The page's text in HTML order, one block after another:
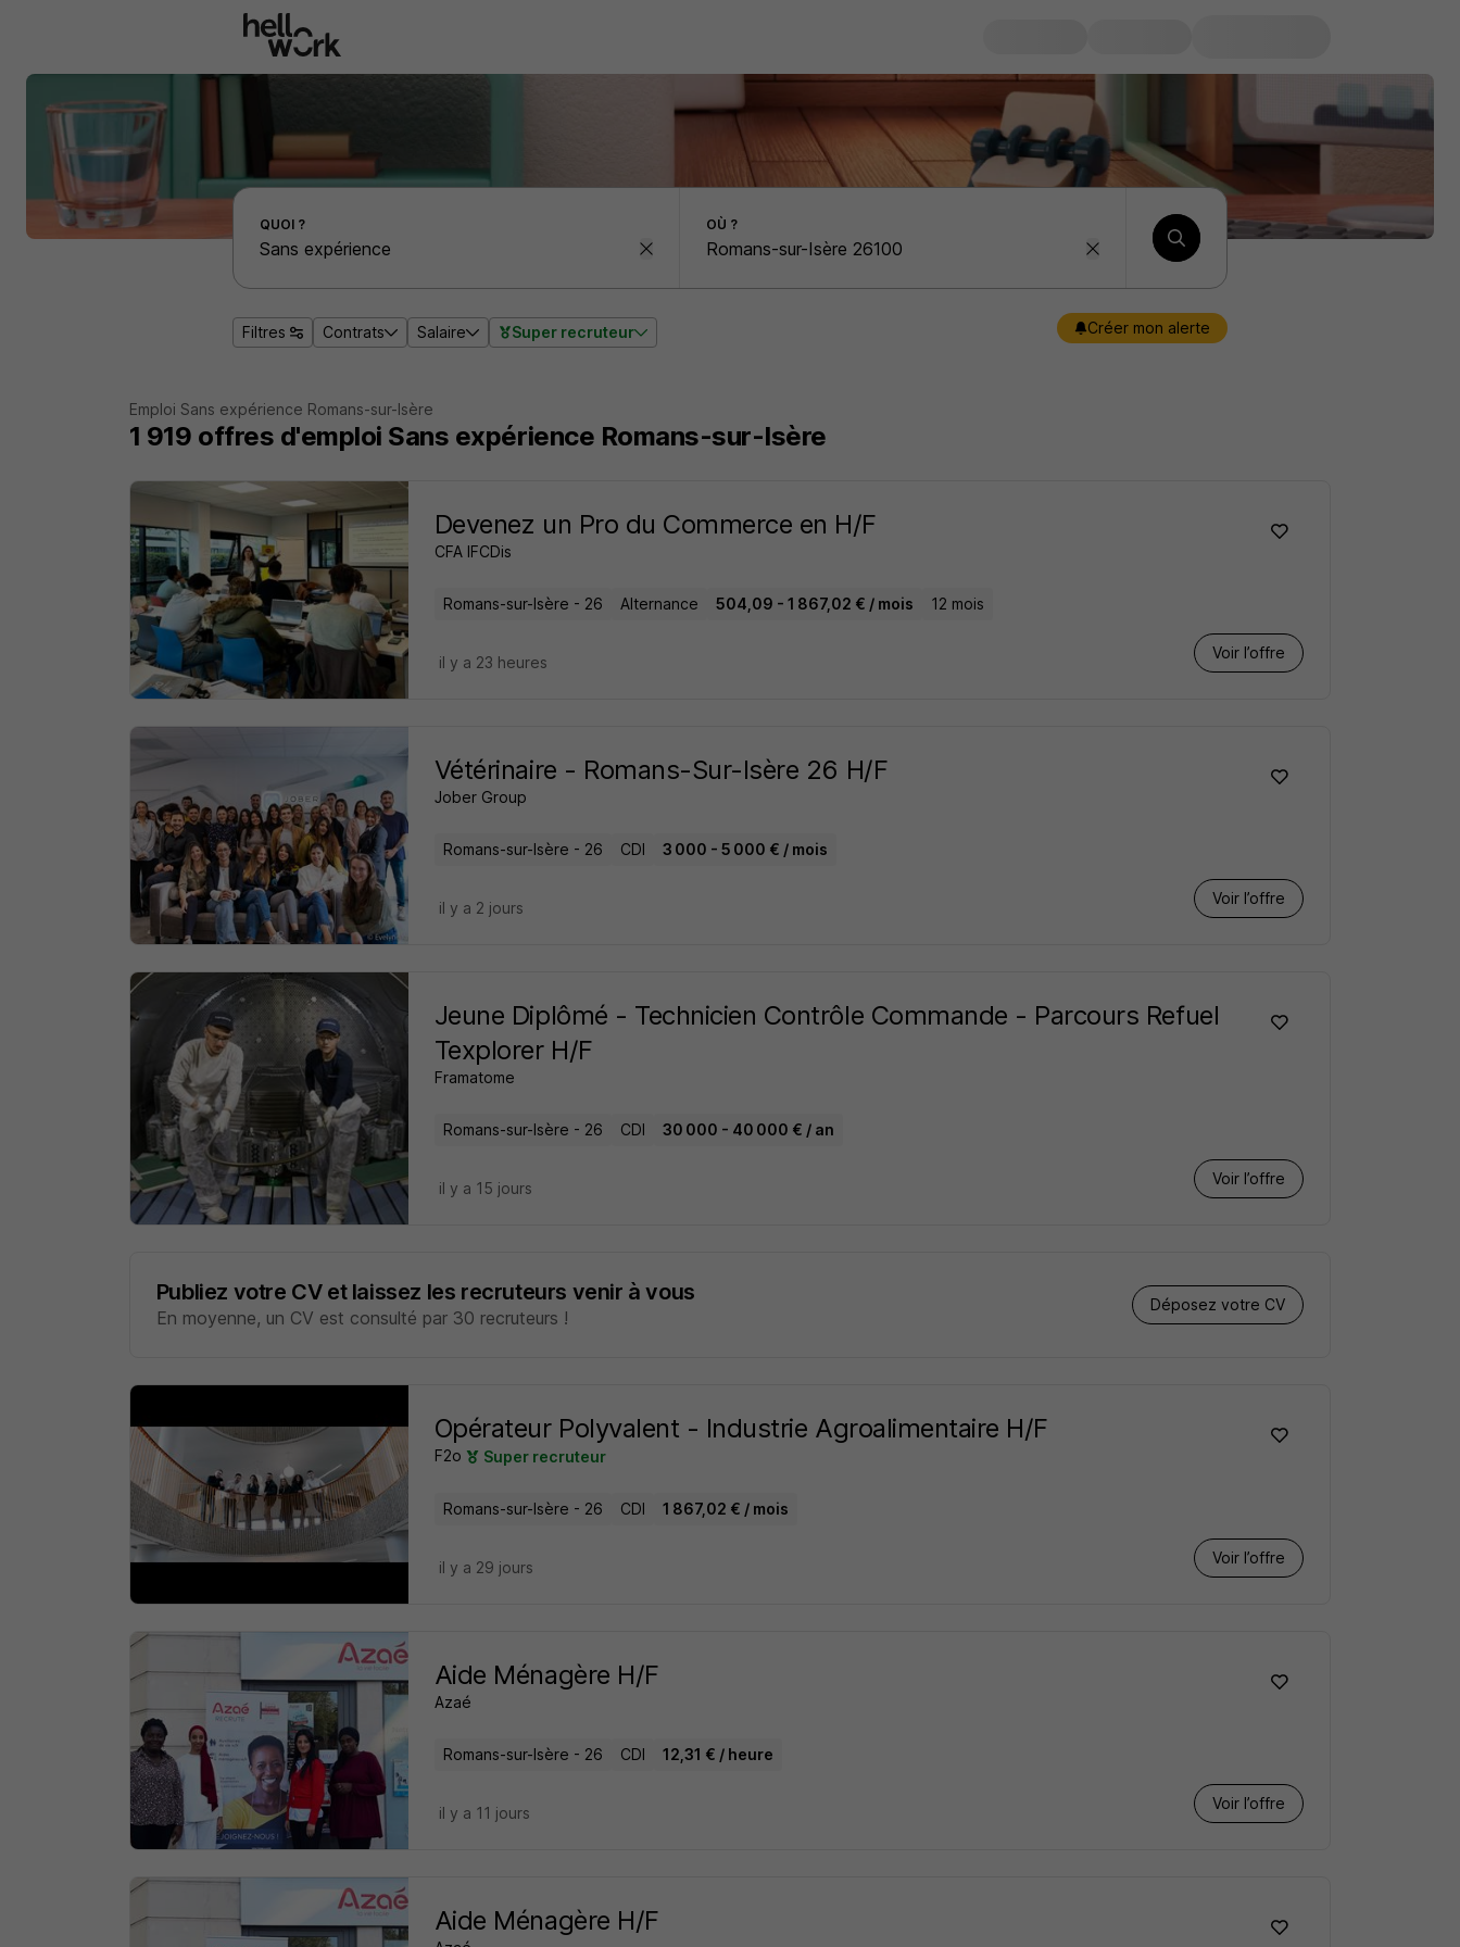
Effectuer une recherche d'emploi par localité
QUOI ? OÙ ?
Filtres Contrats Salaire Super recruteur Créer mon alerte
Emploi Sans expérience Romans-sur-Isère
1 919 offres d'emploi Sans expérience Romans-sur-Isère
Devenez un Pro du Commerce en H/F
CFA IFCDis
Romans-sur-Isère - 26 Alternance 504,09 - 1 867,02 € / mois 12 mois
Voir l’offre
il y a 23 heures
Vétérinaire - Romans-Sur-Isère 26 H/F
Jober Group
Romans-sur-Isère - 26 CDI 3 000 - 5 000 € / mois
Voir l’offre
il y a 2 jours
Jeune Diplômé - Technicien Contrôle Commande - Parcours Refuel
Texplorer H/F
Framatome
Romans-sur-Isère - 26 CDI 30 000 - 40 000 € / an
Voir l’offre
il y a 15 jours
Publiez votre CV et laissez les recruteurs venir à vous
En moyenne, un CV est consulté par 30 recruteurs !
Déposez votre CV
Opérateur Polyvalent - Industrie Agroalimentaire H/F
F2o Super recruteur
Romans-sur-Isère - 26 CDI 1 867,02 € / mois
Voir l’offre
il y a 29 jours
Aide Ménagère H/F
Azaé
Romans-sur-Isère - 26 CDI 12,31 € / heure
Voir l’offre
il y a 11 jours
Aide Ménagère H/F